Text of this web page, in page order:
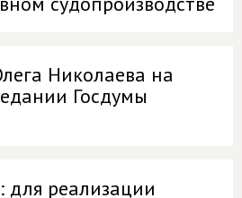
Николаева на
Госдумы
для реализации